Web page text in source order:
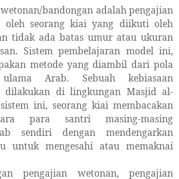
bandongan adalah pengajian
oleh seorang kiai yang diikuti oleh
tidak ada batas umur atau ukuran
Sistem pembelajaran model ini,
metode yang diambil dari pola
ulama Arab. Sebuah kebiasaan
dilakukan di lingkungan Masjid al-
ini, seorang kiai membacakan
para santri masing-masing
sendiri dengan mendengarkan
untuk mengesahi atau memaknai
pengajian wetonan, pengajian